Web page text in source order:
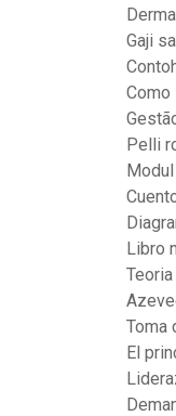
Gaji
Pelli
Libro
Toma
El